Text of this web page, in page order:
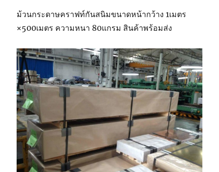
ม้วนกระดาษคราฟท์กันสนิมขนาดหน้ากว้าง 1เมตร
×500เมตร ความหนา 80แกรม สินค้าพร้อมส่ง